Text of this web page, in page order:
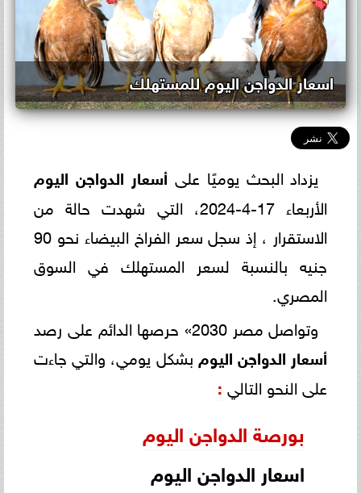
اسعار الدواجن اليوم للمستهلك
يزداد البحث يوميًا على أسعار الدواجن اليوم
الأربعاء 17-4-2024، التي شهدت حالة من
الاستقرار ، إذ سجل سعر الفراخ البيضاء نحو 90
جنيه بالنسبة لسعر المستهلك في السوق
المصري.
وتواصل مصر 2030» حرصها الدائم على رصد
أسعار الدواجن اليوم بشكل يومي، والتي جاءت
على النحو التالي :
بورصة الدواجن اليوم
اسعار الدواجن اليوم